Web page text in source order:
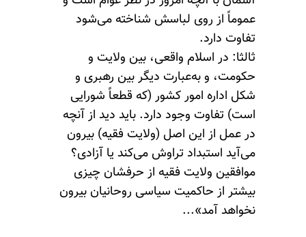
عموماً از روی لباسش شناخته می‌شود
تفاوت دارد.
ثالثا: در اسلام واقعی، بین ولایت و
حکومت، و به‌عبارت دیگر بین رهبری و
شکل اداره امور کشور (که قطعاً شورایی
است) تفاوت وجود دارد. باید دید از آنچه
در عمل از این اصل (ولایت فقیه) بیرون
می‌آید استبداد تراوش می‌کند یا آزادی؟
موافقین ولایت‌ فقیه از حرفشان چیزی
بیشتر از حاکمیت سیاسی روحانیان بیرون
نخواهد آمد»...